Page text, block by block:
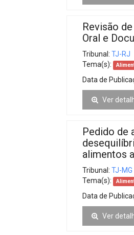
Revisão
Oral e
Tribunal: TJ-RJ
Tema(s):
Data de
Ver
Pedido de
alimentos
Tribunal: TJ-MG
Tema(s):
Data de
Ver